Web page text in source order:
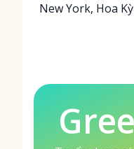
New York, Hoa